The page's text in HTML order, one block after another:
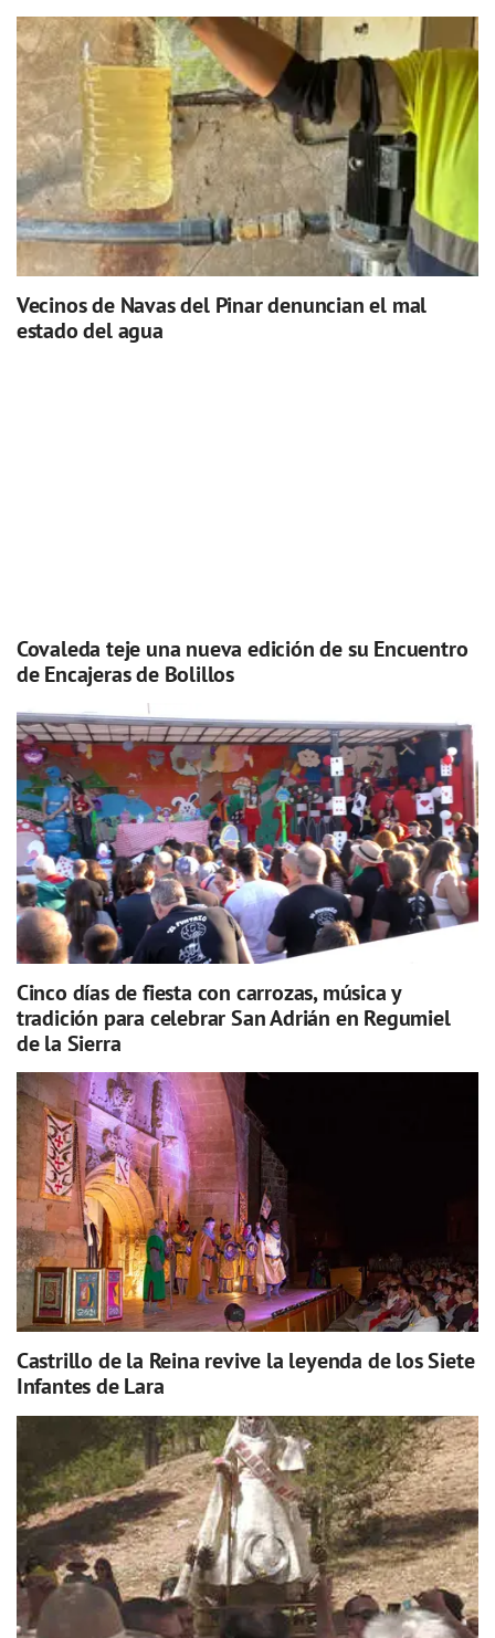
Vecinos de Navas del Pinar denuncian el mal
estado del agua
Covaleda teje una nueva edición de su Encuentro
de Encajeras de Bolillos
Cinco días de fiesta con carrozas, música y
tradición para celebrar San Adrián en Regumiel
de la Sierra
Castrillo de la Reina revive la leyenda de los Siete
Infantes de Lara